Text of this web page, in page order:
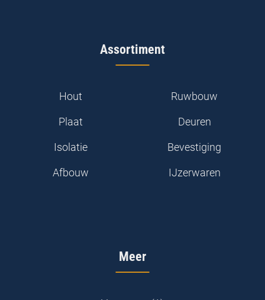
Assortiment
Hout
Plaat
Isolatie
Afbouw
Ruwbouw
Deuren
Bevestiging
IJzerwaren
Meer